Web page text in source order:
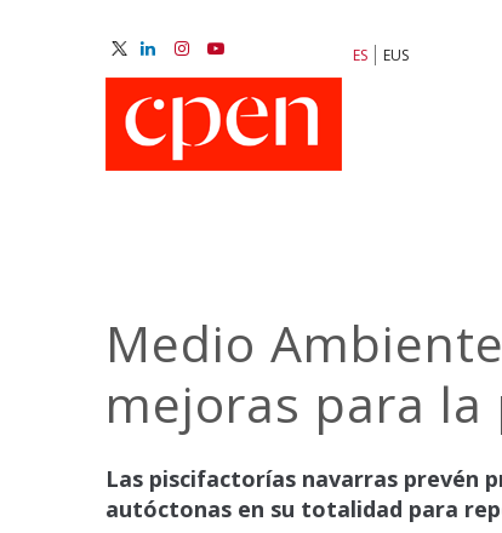
ES EUS
Medio
mejoras para
Las piscifactorías navarras prevén
autóctonas en su totalidad para